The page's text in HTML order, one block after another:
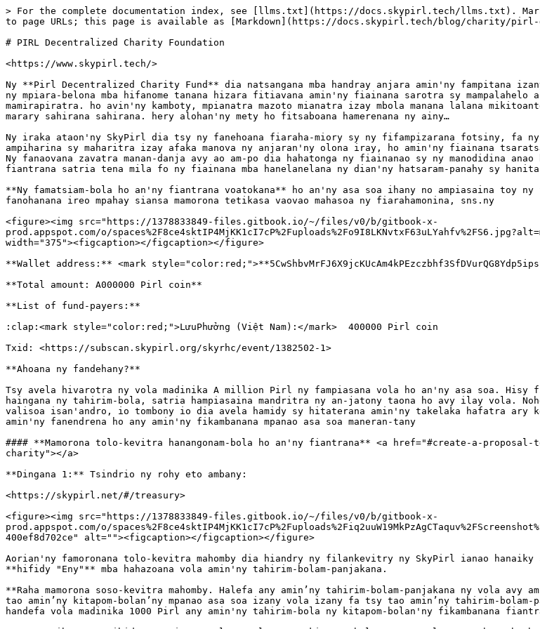
> For the complete documentation index, see [llms.txt](https://docs.skypirl.tech/llms.txt).
to page URLs; this page is available as [Markdown](https://docs.skypirl.tech/blog/charity/pirl-
# PIRL Decentralized Charity Foundation
<https://www.skypirl.tech/>
Ny **Pirl Decentralized Charity Fund** dia natsangana mba handray anjara amin'ny fampitana
ny mpiara-belona mba hifanome tanana hizara fitiavana amin'ny fiainana sarotra sy mampalahelo
mamirapiratra. ho avin'ny kamboty, mpianatra mazoto mianatra izay mbola manana lalana
marary sahirana sahirana. hery alohan'ny mety ho fitsaboana hamerenana ny ainy…
Ny iraka ataon'ny SkyPirl dia tsy ny fanehoana fiaraha-miory sy ny fifampizarana fotsiny, fa ny
ampiharina sy maharitra izay afaka manova ny anjaran'ny olona iray, ho amin'ny fiainana
Ny fanaovana zavatra manan-danja avy ao am-po dia hahatonga ny fiainanao sy ny manodidina
fiantrana satria tena mila fo ny fiainana mba hanelanelana ny dian'ny hatsaram-panahy sy
**Ny famatsiam-bola ho an'ny fiantrana voatokana** ho an'ny asa soa ihany no ampiasaina toy
fanohanana ireo mpahay siansa mamorona tetikasa vaovao mahasoa ny fiarahamonina, sns.ny
<figure><img src="https://1378833849-files.gitbook.io/~/files/v0/b/gitbook-x-
prod.appspot.com/o/
width="375"><figcaption></figcaption></figure>
**Wallet address:** <mark
**Total amount: A000000 Pirl coin**
**List of fund-payers:**
:clap:<mark style="color:red;">LưuPhưởng (Việt Nam):</mark>  400000 Pirl coin
Txid: <https://subscan.skypirl.org/skyrhc/event/1382502-1>
**Ahoana ny fandehany?**
Tsy avela hivarotra ny vola madinika A million Pirl ny fampiasana vola ho an'ny asa soa.
haingana ny tahirim-bola, satria hampiasaina mandritra ny an-jatony taona ho avy ilay vola.
valisoa isan'andro, io tombony io dia avela hamidy sy hitaterana amin'ny takelaka hafatra ary
amin'ny fanendrena ho any amin'ny fikambanana mpanao asa soa maneran-tany
#### **Mamorona tolo-kevitra hanangonam-bola ho an'ny fiantrana** <a href="#create-a-
charity"></a>
**Dingana 1:** Tsindrio ny rohy eto ambany:
<https://skypirl.net/#/treasury>
<figure><img src="https://1378833849-files.gitbook.io/~/files/v0/b/gitbook-x-
prod.appspot.com/o/
400ef8d702ce" alt=""><figcaption></figcaption></figure>
Aorian'ny famoronana tolo-kevitra mahomby dia hiandry ny filankevitry ny SkyPirl ianao hanaiky
**hifidy "Eny"** mba hahazoana vola amin'ny tahirim-bolam-panjakana.
**Raha mamorona soso-kevitra mahomby. Halefa any amin’ny tahirim-bolam-panjakana ny vola avy
tao amin’ny kitapom-bolan’ny mpanao asa soa izany vola izany fa tsy tao amin’ny tahirim-
handefa vola madinika 1000 Pirl any amin'ny tahirim-bola ny kitapom-bolan'ny fikambanana